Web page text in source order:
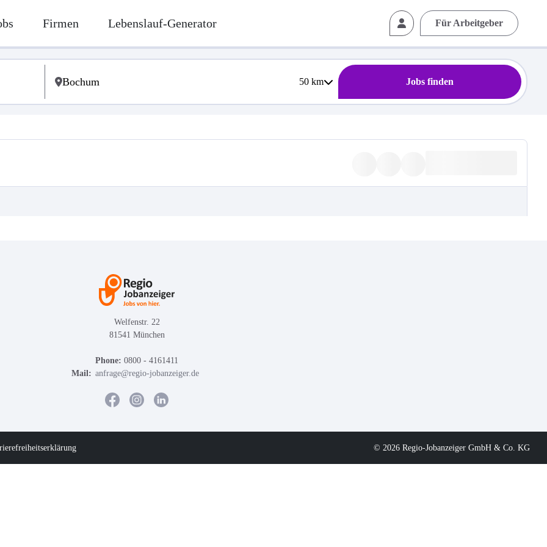
Firmen Lebenslauf-Generator Für Arbeitgeber
50km Jobs finden
Welfenstr. 22
81541 München
Phone: 0800 - 4161411
Mail: anfrage@regio-jobanzeiger.de
© 2026 Regio-Jobanzeiger GmbH & Co. KG